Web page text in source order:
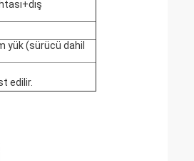
yük (sürücü dahil
edilir.